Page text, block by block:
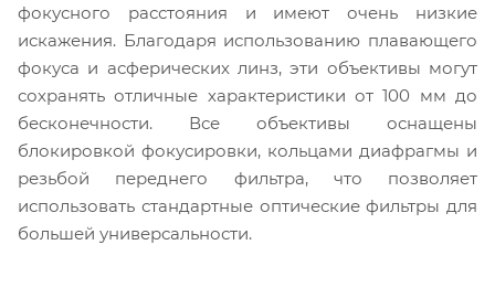
фокусного расстояния и имеют очень низкие
искажения. Благодаря использованию плавающего
фокуса и асферических линз, эти объективы могут
сохранять отличные характеристики от 100 мм до
бесконечности. Все объективы оснащены
блокировкой фокусировки, кольцами диафрагмы и
резьбой переднего фильтра, что позволяет
использовать стандартные оптические фильтры для
большей универсальности.